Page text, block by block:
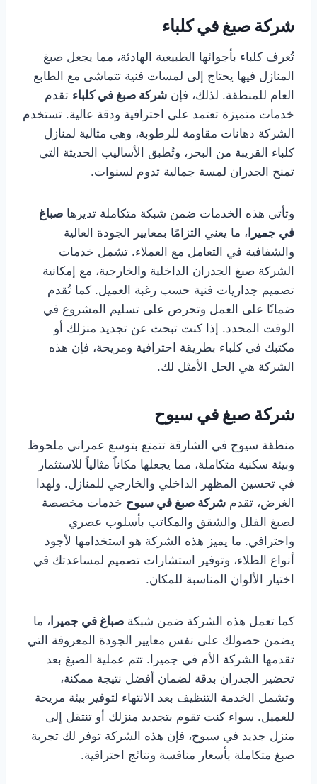
شركة صبغ في كلباء
تُعرف كلباء بأجوائها الطبيعية الهادئة، مما يجعل صبغ
المنازل فيها يحتاج إلى لمسات فنية تتماشى مع الطابع
العام للمنطقة. لذلك، فإن شركة صبغ في كلباء تقدم
خدمات متميزة تعتمد على احترافية ودقة عالية. تستخدم
الشركة دهانات مقاومة للرطوبة، وهي مثالية لمنازل
كلباء القريبة من البحر، وتُطبق الأساليب الحديثة التي
تمنح الجدران لمسة جمالية تدوم لسنوات.
وتأتي هذه الخدمات ضمن شبكة متكاملة تديرها صباغ
في جميرا ، ما يعني التزامًا بمعايير الجودة العالية
والشفافية في التعامل مع العملاء. تشمل خدمات
الشركة صبغ الجدران الداخلية والخارجية، مع إمكانية
تصميم جداريات فنية حسب رغبة العميل. كما تُقدم
ضمانًا على العمل وتحرص على تسليم المشروع في
الوقت المحدد. إذا كنت تبحث عن تجديد منزلك أو
مكتبك في كلباء بطريقة احترافية ومريحة، فإن هذه
الشركة هي الحل الأمثل لك.
شركة صبغ في سيوح
منطقة سيوح في الشارقة تتمتع بتوسع عمراني ملحوظ
وبيئة سكنية متكاملة، مما يجعلها مكاناً مثالياً للاستثمار
في تحسين المظهر الداخلي والخارجي للمنازل. ولهذا
الغرض، تقدم شركة صبغ في سيوح خدمات مخصصة
لصبغ الفلل والشقق والمكاتب بأسلوب عصري
واحترافي. ما يميز هذه الشركة هو استخدامها لأجود
أنواع الطلاء، وتوفير استشارات تصميم لمساعدتك في
اختيار الألوان المناسبة للمكان.
كما تعمل هذه الشركة ضمن شبكة صباغ في جميرا ، ما
يضمن حصولك على نفس معايير الجودة المعروفة التي
تقدمها الشركة الأم في جميرا. تتم عملية الصبغ بعد
تحضير الجدران بدقة لضمان أفضل نتيجة ممكنة،
وتشمل الخدمة التنظيف بعد الانتهاء لتوفير بيئة مريحة
للعميل. سواء كنت تقوم بتجديد منزلك أو تنتقل إلى
منزل جديد في سيوح، فإن هذه الشركة توفر لك تجربة
صبغ متكاملة بأسعار منافسة ونتائج احترافية.